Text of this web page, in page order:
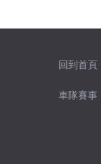
回到首頁
車隊賽事